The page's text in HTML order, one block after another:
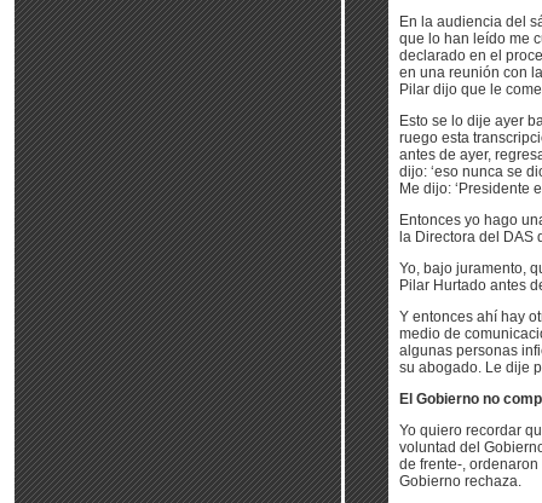
En la audiencia del
que lo han leído me
declarado en el
en una reunión con
Pilar dijo que le
Esto se lo dije ayer
ruego esta
antes de ayer,
dijo: ‘eso nunca se
Me dijo: ‘Presidente
Entonces yo hago
la Directora del DAS
Yo, bajo juramento,
Pilar Hurtado antes
Y entonces ahí hay
medio de
algunas personas
su abogado. Le dije
El Gobierno no
Yo quiero recordar
voluntad del
de frente-,
Gobierno rechaza.